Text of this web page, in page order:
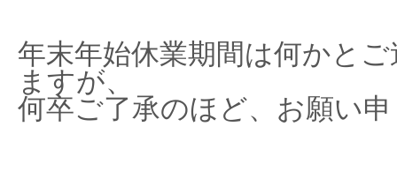
年末年始休業期間は何かと
ますが、
何卒ご了承のほど、お願い